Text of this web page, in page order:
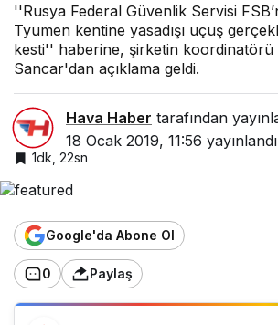
''Rusya Federal Güvenlik Servisi
Tyumen kentine yasadışı uçuş
kesti'' haberine, şirketin koordinatörü
Sancar'dan açıklama geldi.
Hava Haber tarafından
18 Ocak 2019, 11:56 yayınlandı
1dk, 22sn
Google'da Abone Ol
0 Paylaş